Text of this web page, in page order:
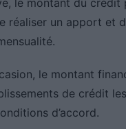
le montant du
réaliser un apport et
le montant
de crédit
d’accord.